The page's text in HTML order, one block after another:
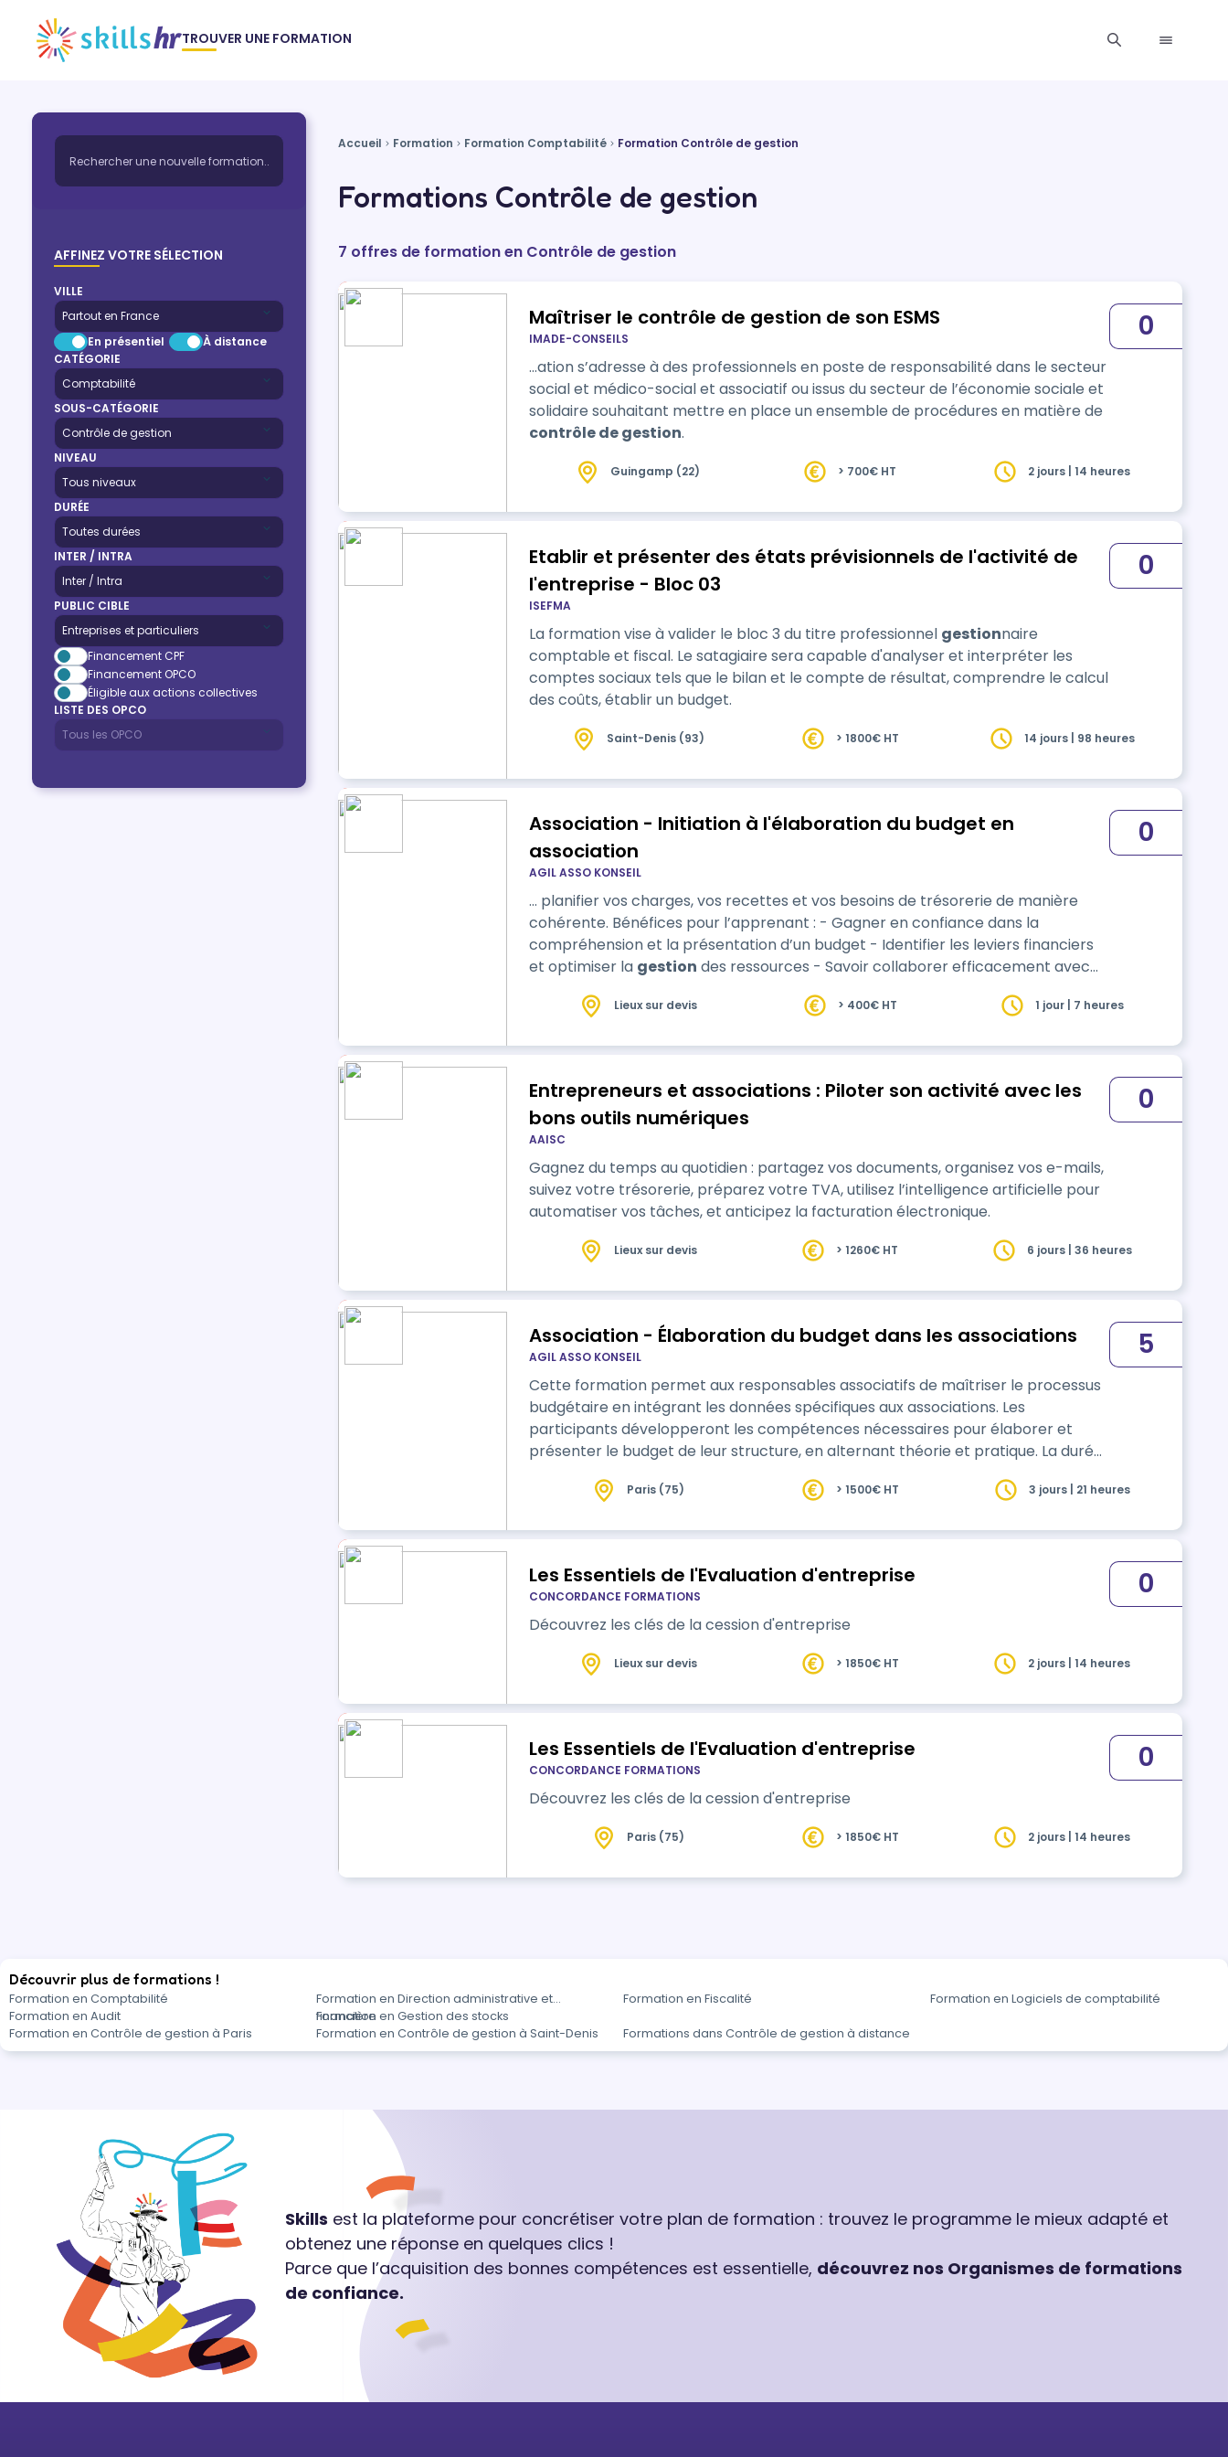
TROUVER UNE FORMATION
AFFINEZ VOTRE SÉLECTION
VILLE
En présentiel
À distance
CATÉGORIE
SOUS-CATÉGORIE
NIVEAU
DURÉE
INTER / INTRA
PUBLIC CIBLE
Financement CPF
Financement OPCO
Éligible aux actions collectives
LISTE DES OPCO
Accueil Formation Formation Comptabilité Formation Contrôle de gestion
Formations Contrôle de gestion
7 offres de formation en Contrôle de gestion
Maîtriser le contrôle de gestion de son ESMS
IMADE-CONSEILS
…ation s’adresse à des professionnels en poste de responsabilité dans le secteur
social et médico-social et associatif ou issus du secteur de l’économie sociale et
solidaire souhaitant mettre en place un ensemble de procédures en matière de
contrôle de gestion.
0
Guingamp (22) > 700€ HT 2 jours | 14 heures
Etablir et présenter des états prévisionnels de l'activité de
l'entreprise - Bloc 03
ISEFMA
La formation vise à valider le bloc 3 du titre professionnel gestionnaire
comptable et fiscal. Le satagiaire sera capable d'analyser et interpréter les
comptes sociaux tels que le bilan et le compte de résultat, comprendre le calcul
des coûts, établir un budget.
0
Saint-Denis (93) > 1800€ HT 14 jours | 98 heures
Association - Initiation à l'élaboration du budget en
association
AGIL ASSO KONSEIL
… planifier vos charges, vos recettes et vos besoins de trésorerie de manière
cohérente. Bénéfices pour l’apprenant : - Gagner en confiance dans la
compréhension et la présentation d’un budget - Identifier les leviers financiers
et optimiser la gestion des ressources - Savoir collaborer efficacement avec
(financeurs, banques)
0
Lieux sur devis > 400€ HT 1 jour | 7 heures
Entrepreneurs et associations : Piloter son activité avec les
bons outils numériques
AAISC
Gagnez du temps au quotidien : partagez vos documents, organisez vos e-mails,
suivez votre trésorerie, préparez votre TVA, utilisez l’intelligence artificielle pour
automatiser vos tâches, et anticipez la facturation électronique.
0
Lieux sur devis > 1260€ HT 6 jours | 36 heures
Association - Élaboration du budget dans les associations
AGIL ASSO KONSEIL
Cette formation permet aux responsables associatifs de maîtriser le processus
budgétaire en intégrant les données spécifiques aux associations. Les
participants développeront les compétences nécessaires pour élaborer et
présenter le budget de leur structure, en alternant théorie et pratique. La durée
Pour une session sur mesure en intra-association, faire une demande de devis
5
Paris (75) > 1500€ HT 3 jours | 21 heures
Les Essentiels de l'Evaluation d'entreprise
CONCORDANCE FORMATIONS
Découvrez les clés de la cession d'entreprise
0
Lieux sur devis > 1850€ HT 2 jours | 14 heures
Les Essentiels de l'Evaluation d'entreprise
CONCORDANCE FORMATIONS
Découvrez les clés de la cession d'entreprise
0
Paris (75) > 1850€ HT 2 jours | 14 heures
Découvrir plus de formations !
Formation en Comptabilité
Formation en Direction administrative et
financière
Formation en Fiscalité
Formation en Logiciels de comptabilité
Formation en Audit
Formation en Gestion des stocks
Formation en Contrôle de gestion à Paris
Formation en Contrôle de gestion à Saint-Denis Formations dans Contrôle de gestion à distance
Skills est la plateforme pour concrétiser votre plan de formation : trouvez le programme le mieux adapté et
obtenez une réponse en quelques clics !
Parce que l’acquisition des bonnes compétences est essentielle, découvrez nos Organismes de formations
de confiance.